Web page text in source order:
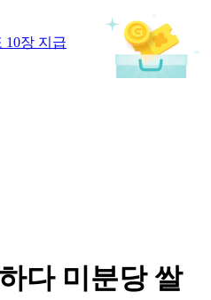
10장 지급
다 미분당 쌀